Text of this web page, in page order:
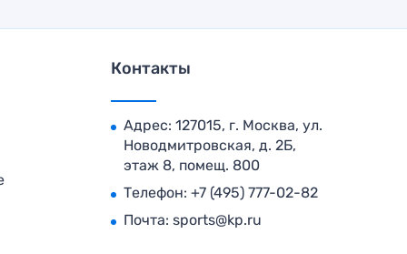
Контакты
Адрес: 127015, г. Москва, ул.
Новодмитровская, д. 2Б,
этаж 8, помещ. 800
Телефон: +7 (495) 777-02-82
Почта: sports@kp.ru